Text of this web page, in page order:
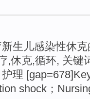
生儿感染性休
,休克,循环, 关键
理
shock；